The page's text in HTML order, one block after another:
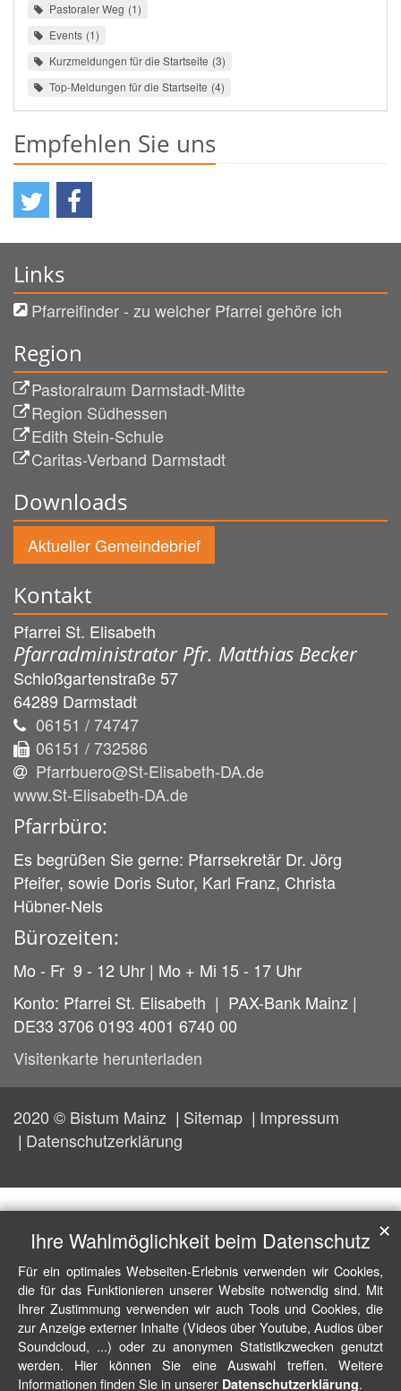
Pastoraler Weg 1
Events 1
Kurzmeldungen für die Startseite 3
Top-Meldungen für die Startseite 4
Empfehlen Sie uns
Links
Pfarreifinder - zu welcher Pfarrei gehöre ich
Region
Pastoralraum Darmstadt-Mitte
Region Südhessen
Edith Stein-Schule
Caritas-Verband Darmstadt
Downloads
Aktueller Gemeindebrief
Kontakt
Pfarrei St. Elisabeth
Pfarradministrator Pfr. Matthias Becker
Schloßgartenstraße 57
64289 Darmstadt
06151 / 74747
06151 / 732586
Pfarrbuero@St-Elisabeth-DA.de
www.St-Elisabeth-DA.de
Pfarrbüro:
Es begrüßen Sie gerne: Pfarrsekretär Dr. Jörg
Pfeifer, sowie Doris Sutor, Karl Franz, Christa
Hübner-Nels
Bürozeiten:
Mo - Fr 9 - 12 Uhr | Mo + Mi 15 - 17 Uhr
Konto: Pfarrei St. Elisabeth | PAX-Bank Mainz |
DE33 3706 0193 4001 6740 00
Visitenkarte herunterladen
2020 © Bistum Mainz Sitemap
Impressum
Datenschutzerklärung
Ihre Wahlmöglichkeit beim Datenschutz
Für ein optimales Webseiten-Erlebnis verwenden wir Cookies,
die für das Funktionieren unserer Website notwendig sind. Mit
Ihrer Zustimmung verwenden wir auch Tools und Cookies, die
zur Anzeige externer Inhalte (Videos über Youtube, Audios über
Soundcloud, ...) oder zu anonymen Statistikzwecken genutzt
werden. Hier können Sie eine Auswahl treffen. Weitere
Informationen finden Sie in unserer Datenschutzerklärung.
✕